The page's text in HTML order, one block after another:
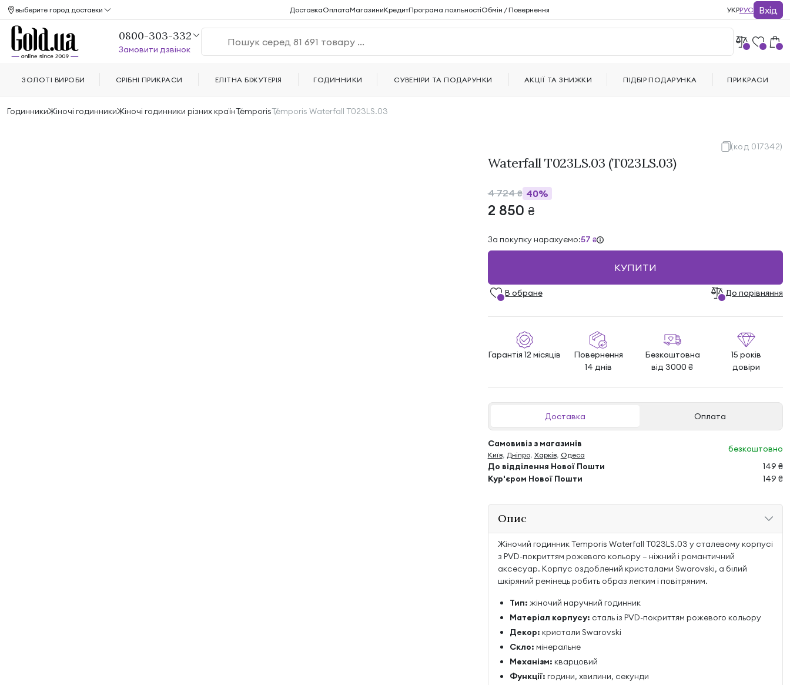
ГодинникиЖіночі годинникиЖіночі годинники різних країнTemporisTemporis Waterfall T023LS.03
(код 017342)
Waterfall T023LS.03 (T023LS.03)
4 724₴ 40%
2 850 ₴
За покупку нарахуємо:57 ₴
КУПИТИ
В обране До порівняння
Гарантія 12 місяців
Повернення
14 днів
Безкоштовна
від 3000 ₴
15 років
довіри
Доставка Оплата
Самовивіз з магазинів
Київ, Дніпро, Харків, Одеса
безкоштовно
До відділення Нової Пошти
149 ₴
Кур'єром Нової Пошти
149 ₴
Опис
Жіночий годинник Temporis Waterfall T023LS.03 у сталевому корпусі
з PVD-покриттям рожевого кольору — ніжний і романтичний
аксесуар. Корпус оздоблений кристалами Swarovski, а білий
шкіряний ремінець робить образ легким і повітряним.
Тип: жіночий наручний годинник
Матеріал корпусу: сталь із PVD-покриттям рожевого кольору
Декор: кристали Swarovski
Скло: мінеральне
Механізм: кварцовий
Функції: години, хвилини, секунди
выберите город доставки ДоставкаОплатаМагазиниКредитПрограма лояльностіОбмін / Повернення УКРРУС Вхід
0800-303-332
Замовити дзвінок
ЗОЛОТІ ВИРОБИ СРІБНІ ПРИКРАСИ ЕЛІТНА БІЖУТЕРІЯ ГОДИННИКИ СУВЕНІРИ ТА ПОДАРУНКИ АКЦІЇ ТА ЗНИЖКИ ПІДБІР ПОДАРУНКА ПРИКРАСИ